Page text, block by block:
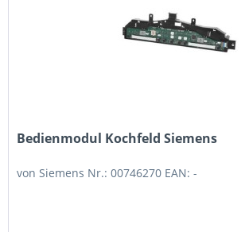
Bedienmodul Kochfeld Siemens
von Siemens Nr.: 00746270 EAN: -